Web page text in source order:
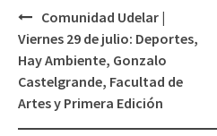
Navegación
de
entradas
Comunidad Udelar |
Viernes 29 de julio: Deportes,
Hay Ambiente, Gonzalo
Castelgrande, Facultad de
Artes y Primera Edición